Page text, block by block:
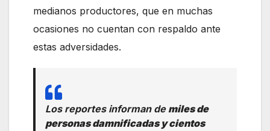
medianos productores, que en muchas
ocasiones no cuentan con respaldo ante
estas adversidades.
Los reportes informan de miles de
personas damnificadas y cientos